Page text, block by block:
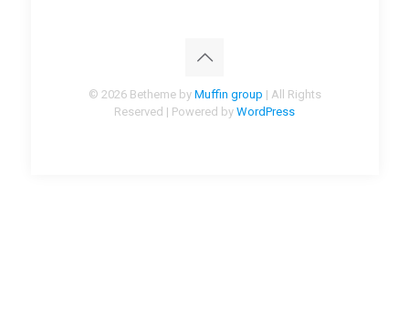
© 2026 Betheme by Muffin group | All Rights
Reserved | Powered by WordPress